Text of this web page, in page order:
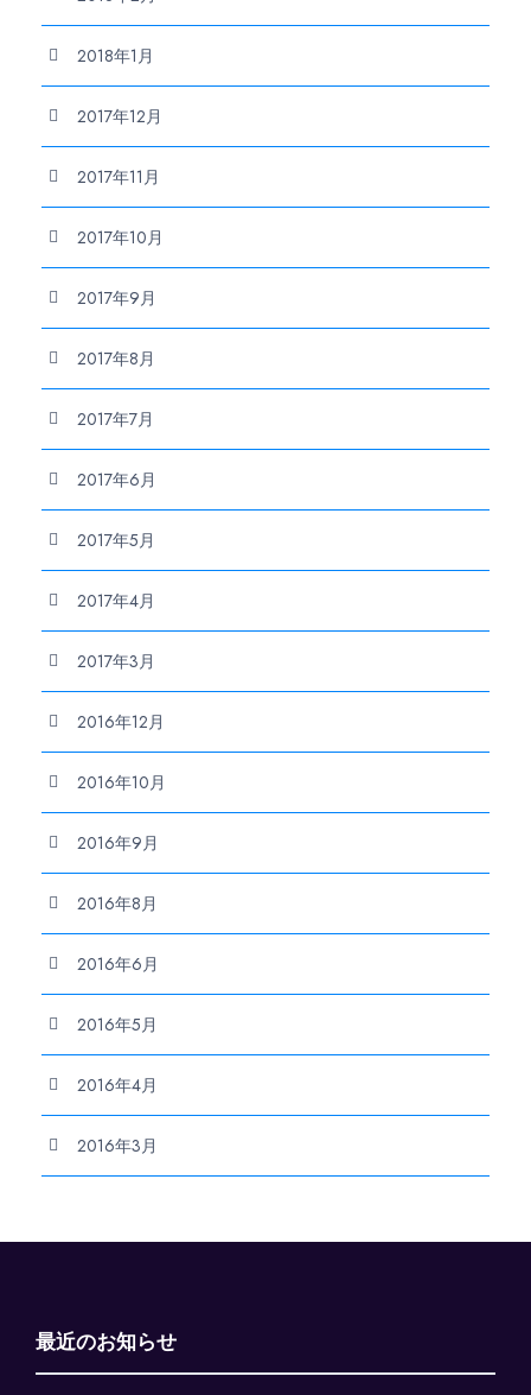
2018年1月
2017年12月
2017年11月
2017年10月
2017年9月
2017年8月
2017年7月
2017年6月
2017年5月
2017年4月
2017年3月
2016年12月
2016年10月
2016年9月
2016年8月
2016年6月
2016年5月
2016年4月
2016年3月
最近のお知らせ